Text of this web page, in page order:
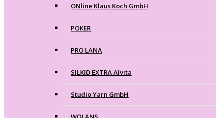
ONline Klaus Koch GmbH
POKER
PRO LANA
SILKID EXTRA Alvita
Studio Yarn GmbH